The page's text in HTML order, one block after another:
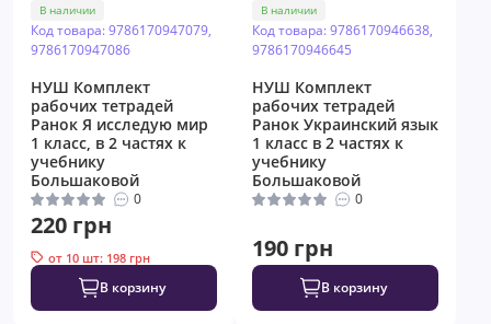
В наличии
Код товара: 9786170947079,
9786170947086
НУШ Комплект
рабочих тетрадей
Ранок Я исследую мир
1 класс, в 2 частях к
учебнику
Большаковой
0
220 грн
от 10 шт: 198 грн
В корзину
В наличии
Код товара: 9786170946638,
9786170946645
НУШ Комплект
рабочих тетрадей
Ранок Украинский язык
1 класс в 2 частях к
учебнику
Большаковой
0
190 грн
В корзину